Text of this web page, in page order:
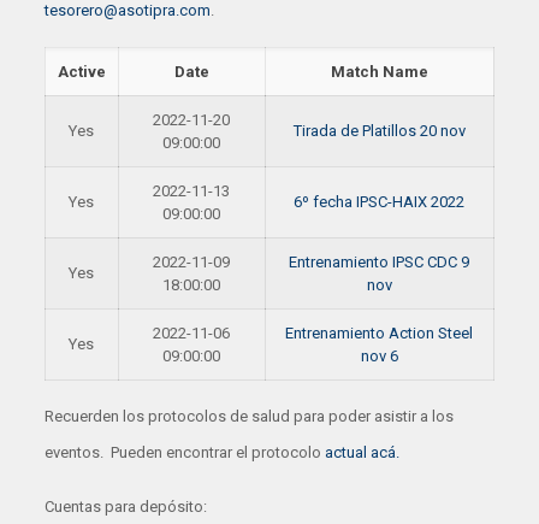
tesorero@asotipra.com.
Active Date Match Name
Yes
2022-11-20
09:00:00
Tirada de Platillos 20 nov
Yes
2022-11-13
09:00:00
6º fecha IPSC-HAIX 2022
Yes
2022-11-09
18:00:00
Entrenamiento IPSC CDC 9
nov
Yes
2022-11-06
09:00:00
Entrenamiento Action Steel
nov 6
Recuerden los protocolos de salud para poder asistir a los
eventos. Pueden encontrar el protocolo actual acá.
Cuentas para depósito: